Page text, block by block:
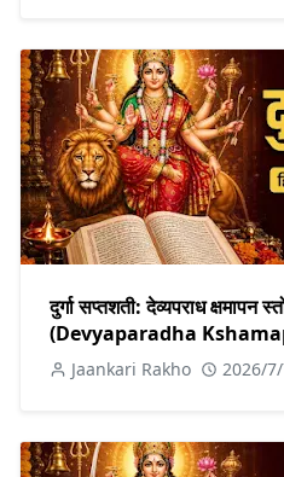
दुर्गा सप्तशती: देव्यपराध क्षमापन
(Devyaparadha
Jaankari Rakho 2026/